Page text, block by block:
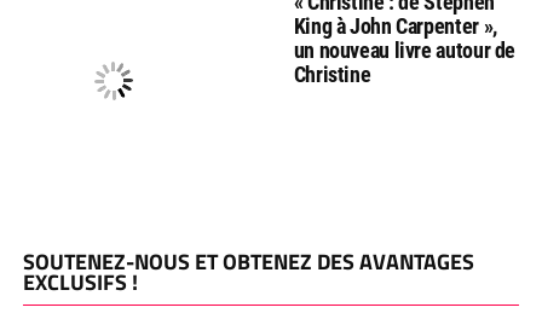
King à John Carpenter »,
un nouveau livre autour de
Christine
SOUTENEZ-NOUS ET OBTENEZ DES AVANTAGES
EXCLUSIFS !